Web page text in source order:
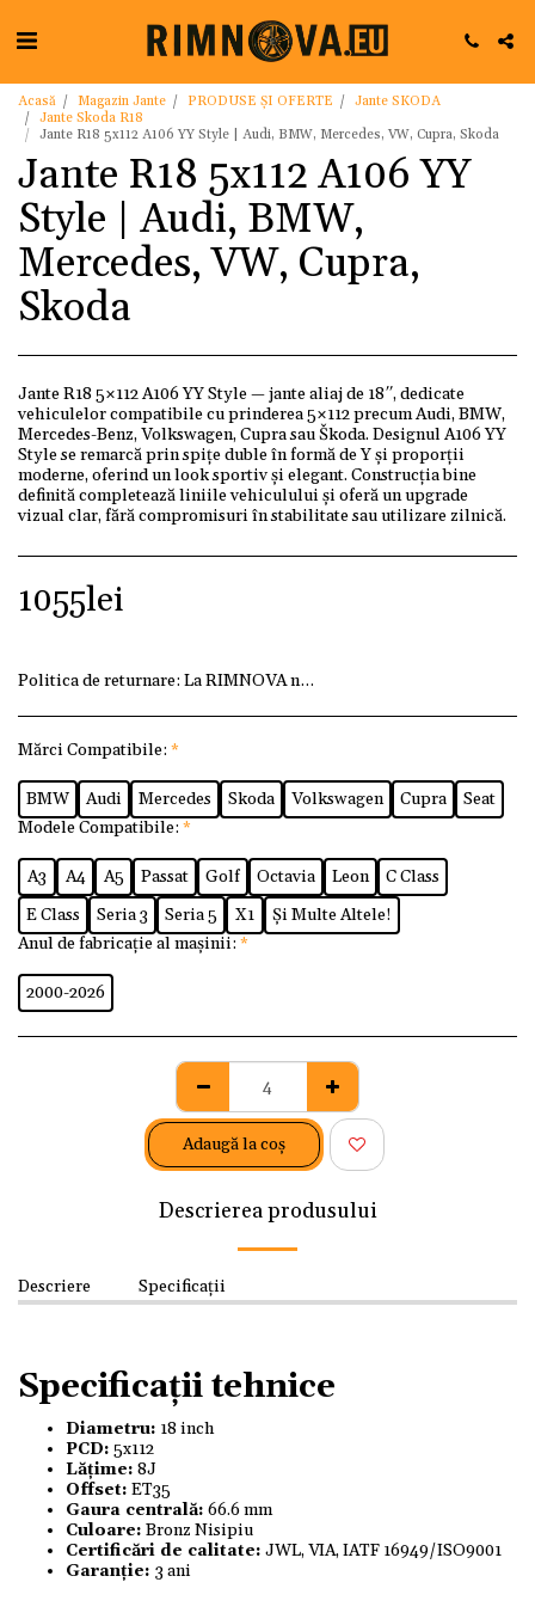
Acasă Magazin Jante PRODUSE ȘI OFERTE
Jante SKODA
Jante Skoda R18
Jante R18 5x112 A106 YY Style | Audi, BMW, Mercedes, VW, Cupra, Skoda
Jante R18 5x112 A106 YY
Style | Audi, BMW,
Mercedes, VW, Cupra,
Skoda
Jante R18 5×112 A106 YY Style — jante aliaj de 18″, dedicate
vehiculelor compatibile cu prinderea 5×112 precum Audi, BMW,
Mercedes-Benz, Volkswagen, Cupra sau Škoda. Designul A106 YY
Style se remarcă prin spițe duble în formă de Y și proporții
moderne, oferind un look sportiv și elegant. Construcția bine
definită completează liniile vehiculului și oferă un upgrade
vizual clar, fără compromisuri în stabilitate sau utilizare zilnică.
1055lei
Politica de returnare: La RIMNOVA ne dorim ca fiecare
Mărci Compatibile: *
BMW Audi Mercedes Skoda Volkswagen Cupra
Seat
Modele Compatibile: *
A3 A4 A5 Passat Golf Octavia Leon
C Class
E Class
Seria 3 Seria 5 X1
Și Multe Altele!
Anul de fabricație al mașinii: *
2000-2026
Adaugă la coş
Descrierea produsului
Descriere Specificații
Specificații tehnice
Diametru: 18 inch
PCD: 5x112
Lățime: 8J
Offset: ET35
Gaura centrală: 66.6 mm
Culoare: Bronz Nisipiu
Certificări de calitate: JWL, VIA, IATF 16949/ISO9001
Garanție: 3 ani